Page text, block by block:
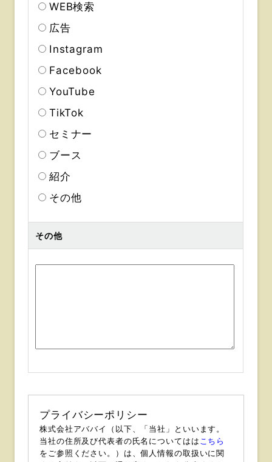
WEB検索
広告
Instagram
Facebook
YouTube
TikTok
セミナー
ブース
紹介
その他
その他
プライバシーポリシー
株式会社アババイ（以下、「当社」といいます。
当社の住所及び代表者の氏名についてはは こちら
をご参照ください。）は、個人情報の取扱いに関